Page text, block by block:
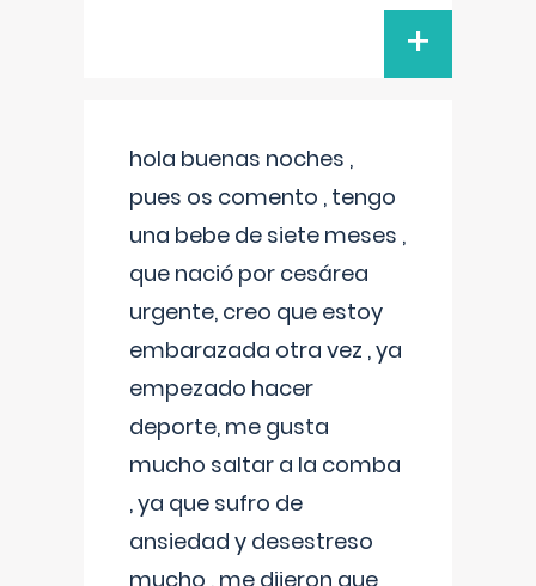
+
hola buenas noches ,
pues os comento , tengo
una bebe de siete meses ,
que nació por cesárea
urgente, creo que estoy
embarazada otra vez , ya
empezado hacer
deporte, me gusta
mucho saltar a la comba
, ya que sufro de
ansiedad y desestreso
mucho , me dijeron que